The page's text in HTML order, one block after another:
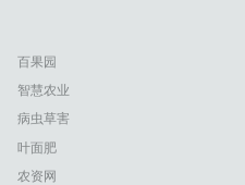
百果园
智慧农业
病虫草害
叶面肥
农资网